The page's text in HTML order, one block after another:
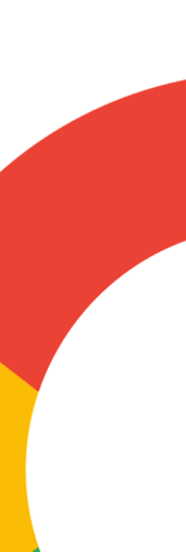
La Sole en Cadena 3